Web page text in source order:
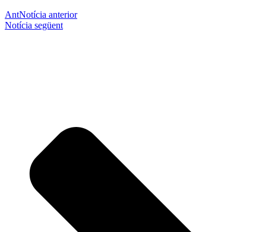
AntNotícia anterior
Notícia següent